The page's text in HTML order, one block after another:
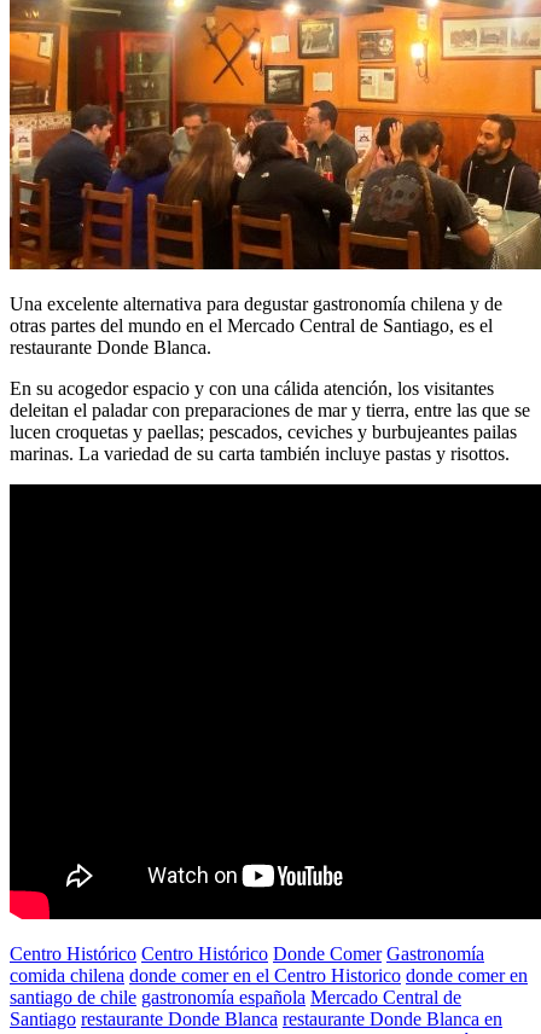
Una excelente alternativa para degustar gastronomía chilena y de
otras partes del mundo en el Mercado Central de Santiago, es el
restaurante Donde Blanca.
En su acogedor espacio y con una cálida atención, los visitantes
deleitan el paladar con preparaciones de mar y tierra, entre las que se
lucen croquetas y paellas; pescados, ceviches y burbujeantes pailas
marinas. La variedad de su carta también incluye pastas y risottos.
Centro Histórico Centro Histórico Donde Comer Gastronomía
comida chilena donde comer en el Centro Historico donde comer en
santiago de chile gastronomía española Mercado Central de
Santiago restaurante Donde Blanca restaurante Donde Blanca en